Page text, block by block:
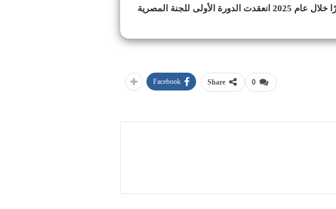
البولندية المشتركة، واللجنة المُشتركة المصرية الأوزبكية، ومؤخرًا خلال عام 2025 انعقدت الدورة الأولى للجنة المصرية
0
Share
Facebook